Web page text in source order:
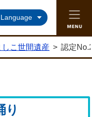
ームページ
Language
しこ世間遺産 > 認定
り